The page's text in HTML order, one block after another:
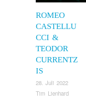
ROMEO
CASTELLU
CCI &
TEODOR
CURRENTZ
IS
28. Juli 2022
Tim Lienhard